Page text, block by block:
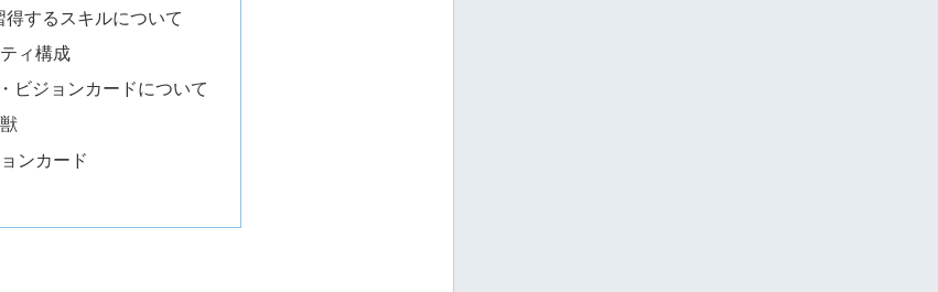
するスキルについて
ィ構成
ビジョンカードについて
ンカード